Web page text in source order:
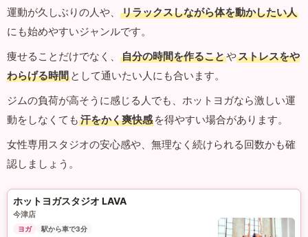
運動が久しぶりの人や、
リラックスしながら体を動かしたい人
にも始めやすいジャンルです。
痩せることだけでなく、
自分の時間を作ることやストレスをや
わらげる時間 として通いたい人にも合います。
ジムの負荷が高そうに感じる人でも、ホットヨガなら激しい運
動をしなくても 汗をかく爽快感 を得やすい場合があります。
女性専用スタジオの安心感や、無理なく続けられる回数かも確
認しましょう。
ホットヨガスタジオ LAVA
今津店
ヨガ
駅から車で3分